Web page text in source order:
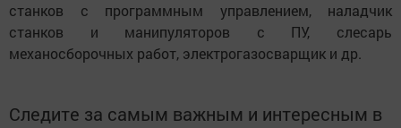
станков с программным управлением, наладчик
станков и манипуляторов с ПУ, слесарь
механосборочных работ, электрогазосварщик и др.
Следите за самым важным и интересным в